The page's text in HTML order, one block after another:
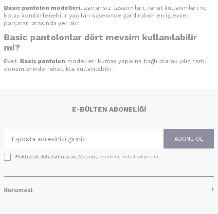
Basic pantolon modelleri, zamansız tasarımları, rahat kullanımları ve
kolay kombinlenebilir yapıları sayesinde gardırobun en işlevsel
parçaları arasında yer alır.
Basic pantolonlar dört mevsim kullanılabilir
mi?
Evet. Basic pantolon modelleri kumaş yapısına bağlı olarak yılın farklı
dönemlerinde rahatlıkla kullanılabilir.
E-BÜLTEN ABONELIĞI
ABONE OL
Elektronik İleti Aydınlatma Metni‌ni, okudum, kabul ediyorum.
Kurumsal